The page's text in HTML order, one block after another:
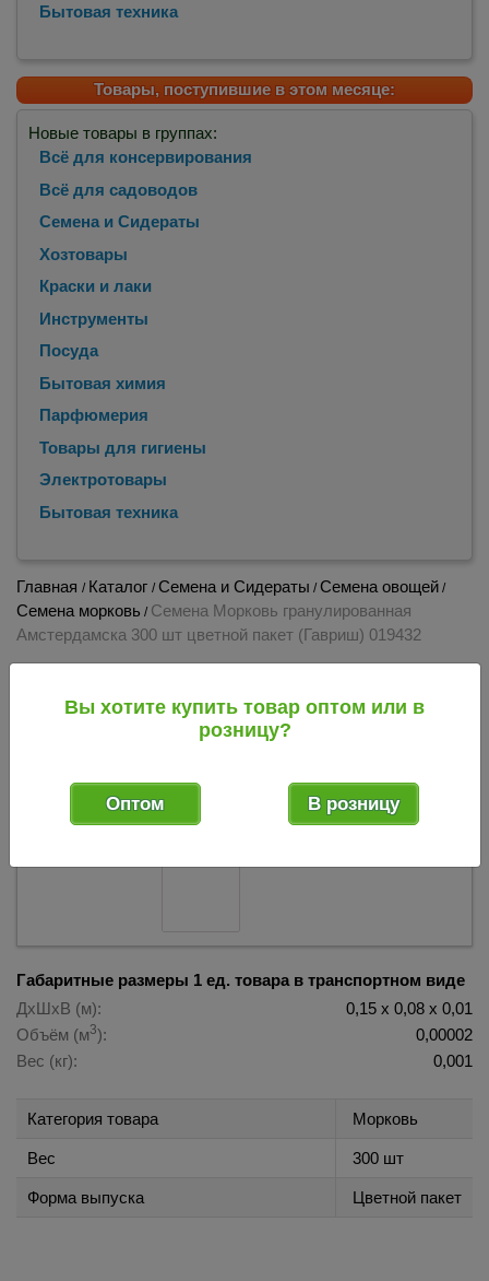
Бытовая техника
Товары, поступившие в этом месяце:
Новые товары в группах:
Всё для консервирования
Всё для садоводов
Семена и Сидераты
Хозтовары
Краски и лаки
Инструменты
Посуда
Бытовая химия
Парфюмерия
Товары для гигиены
Электротовары
Бытовая техника
Главная / Каталог /Семена и Сидераты /Семена овощей /
Семена морковь / Семена Морковь гранулированная
Амстердамска 300 шт цветной пакет (Гавриш) 019432
Амстердамска 300 шт цветной пакет
(Гавриш) 019432
Код товара:019432
Габаритные размеры 1 ед. товара в транспортном виде
ДхШхВ (м):
0,15 х 0,08 х 0,01
Объём (м3):
0,00002
Вес (кг):
0,001
Категория товара Морковь
Вес 300 шт
Форма выпуска Цветной пакет
Вы хотите купить товар оптом или в
розницу?
Оптом В розницу